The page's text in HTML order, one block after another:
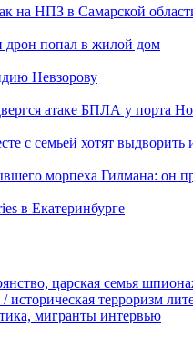
на НПЗ в Самарской
дрон попал в жилой дом
Невзорову
атаке БПЛА у порта
с семьей хотят выдворить
морпеха Гилмана: он
в Екатеринбурге
царская семья
историческая терроризм
мигранты интервью